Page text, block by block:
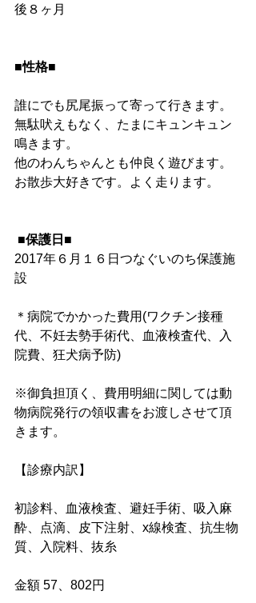
後８ヶ月
■性格■
誰にでも尻尾振って寄って行きます。
無駄吠えもなく、たまにキュンキュン
鳴きます。
他のわんちゃんとも仲良く遊びます。
お散歩大好きです。よく走ります。
■保護日■
2017年６月１６日つなぐいのち保護施
設
＊病院でかかった費用(ワクチン接種
代、不妊去勢手術代、血液検査代、入
院費、狂犬病予防)
※御負担頂く、費用明細に関しては動
物病院発行の領収書をお渡しさせて頂
きます。
【診療内訳】
初診料、血液検査、避妊手術、吸入麻
酔、点滴、皮下注射、x線検査、抗生物
質、入院料、抜糸
金額 57、802円